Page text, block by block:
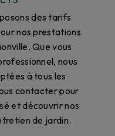
des tarifs
nos prestations
Que vous
nous
à tous les
contacter pour
et découvrir nos
de jardin.